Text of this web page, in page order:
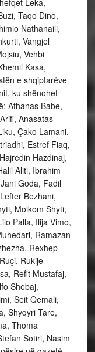
Leka,
Taqo Dino,
Nathanaili,
Vangjel
Vehbi
Kasa,
e shqiptarëve
ku shënohet
Athanas Babe,
Anasatas
Çako Lamani,
Estref Fiaq,
Hazdinaj,
Aliti, Ibrahim
Goda, Fadil
Bezhani,
Moikom Shyti,
Palla, Ilija Vimo,
Ramazan
Rexhep
Rukije
Refit Mustafaj,
Shebaj,
Seit Qemali,
Shyqyri Tare,
Thoma
Sotiri, Nasim